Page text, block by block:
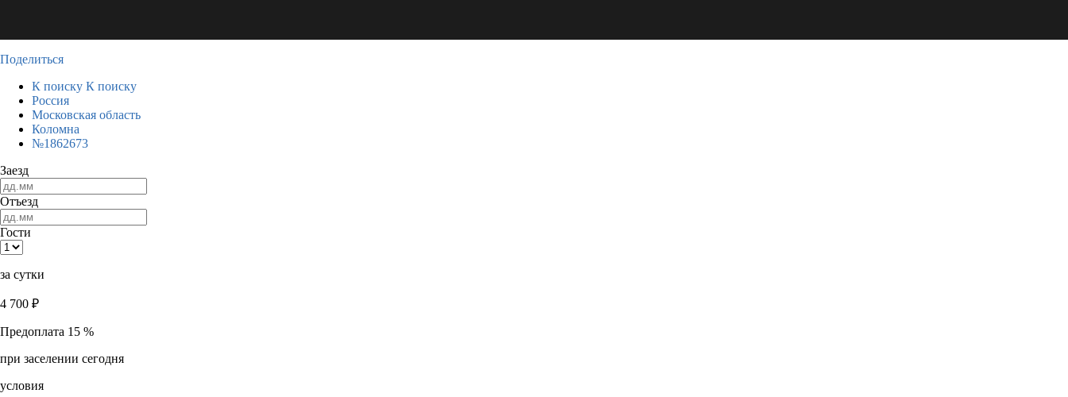
Поделиться
К поиску К поиску
Россия
Московская область
Коломна
№1862673
Заезд
Отъезд
Гости
за сутки
4 700 ₽
Предоплата 15 %
при заселении сегодня
условия